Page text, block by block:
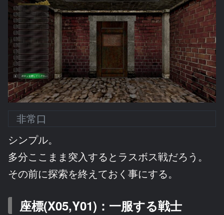
非常口
シンプル。
多分ここまま突入するとラスボス戦だろう。
その前に探索を終えておく事にする。
座標(X05,Y01)：一服する戦士